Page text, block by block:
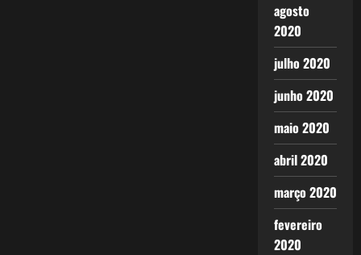
agosto
2020
julho 2020
junho 2020
maio 2020
abril 2020
março 2020
fevereiro
2020